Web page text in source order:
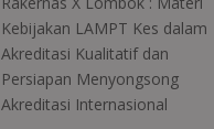
Kebijakan LAMPT Kes dalam
Akreditasi Kualitatif dan
Persiapan Menyongsong
Akreditasi Internasional